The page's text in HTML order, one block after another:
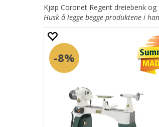
Kjøp Coronet Regent dreiebenk
Husk å legge begge produktene i
8%